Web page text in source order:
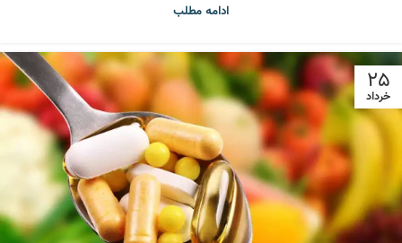
ادامه مطلب
25
خرداد